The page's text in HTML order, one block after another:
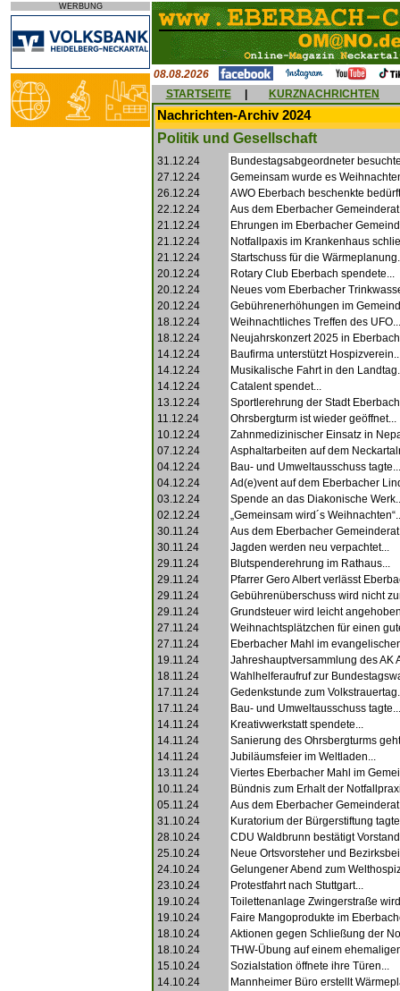
WERBUNG
08.08.2026
STARTSEITE
KURZNACHRICHTEN
Nachrichten-Archiv 2024
Politik und Gesellschaft
31.12.24
Bundestagsabgeordneter
27.12.24
Gemeinsam wurde es
26.12.24
AWO Eberbach beschenkte
22.12.24
Aus dem Eberbacher
21.12.24
Ehrungen im Eberbacher
21.12.24
Notfallpaxis im Krankenhaus
21.12.24
Startschuss für die
20.12.24
Rotary Club Eberbach spendete...
20.12.24
Neues vom Eberbacher
20.12.24
Gebührenerhöhungen im
18.12.24
Weihnachtliches Treffen des UFO...
18.12.24
Neujahrskonzert 2025 in
14.12.24
Baufirma unterstützt
14.12.24
Musikalische Fahrt in den
14.12.24
Catalent spendet...
13.12.24
Sportlerehrung der Stadt
11.12.24
Ohrsbergturm ist wieder geöffnet...
10.12.24
Zahnmedizinischer Einsatz in
07.12.24
Asphaltarbeiten auf dem
04.12.24
Bau- und Umweltausschuss tagte...
04.12.24
Ad(e)vent auf dem Eberbacher
03.12.24
Spende an das Diakonische
02.12.24
„Gemeinsam wird´s
30.11.24
Aus dem Eberbacher
30.11.24
Jagden werden neu verpachtet...
29.11.24
Blutspenderehrung im Rathaus...
29.11.24
Pfarrer Gero Albert verlässt
29.11.24
Gebührenüberschuss wird nicht
29.11.24
Grundsteuer wird leicht
27.11.24
Weihnachtsplätzchen für einen
27.11.24
Eberbacher Mahl im
19.11.24
Jahreshauptversammlung des AK
18.11.24
Wahlhelferaufruf zur
17.11.24
Gedenkstunde zum
17.11.24
Bau- und Umweltausschuss tagte...
14.11.24
Kreativwerkstatt spendete...
14.11.24
Sanierung des Ohrsbergturms
14.11.24
Jubiläumsfeier im Weltladen...
13.11.24
Viertes Eberbacher Mahl im
10.11.24
Bündnis zum Erhalt der
05.11.24
Aus dem Eberbacher
31.10.24
Kuratorium der Bürgerstiftung
28.10.24
CDU Waldbrunn bestätigt
25.10.24
Neue Ortsvorsteher und
24.10.24
Gelungener Abend zum
23.10.24
Protestfahrt nach Stuttgart...
19.10.24
Toilettenanlage Zwingerstraße
19.10.24
Faire Mangoprodukte im
18.10.24
Aktionen gegen Schließung der
18.10.24
THW-Übung auf einem
15.10.24
Sozialstation öffnete ihre Türen...
14.10.24
Mannheimer Büro erstellt